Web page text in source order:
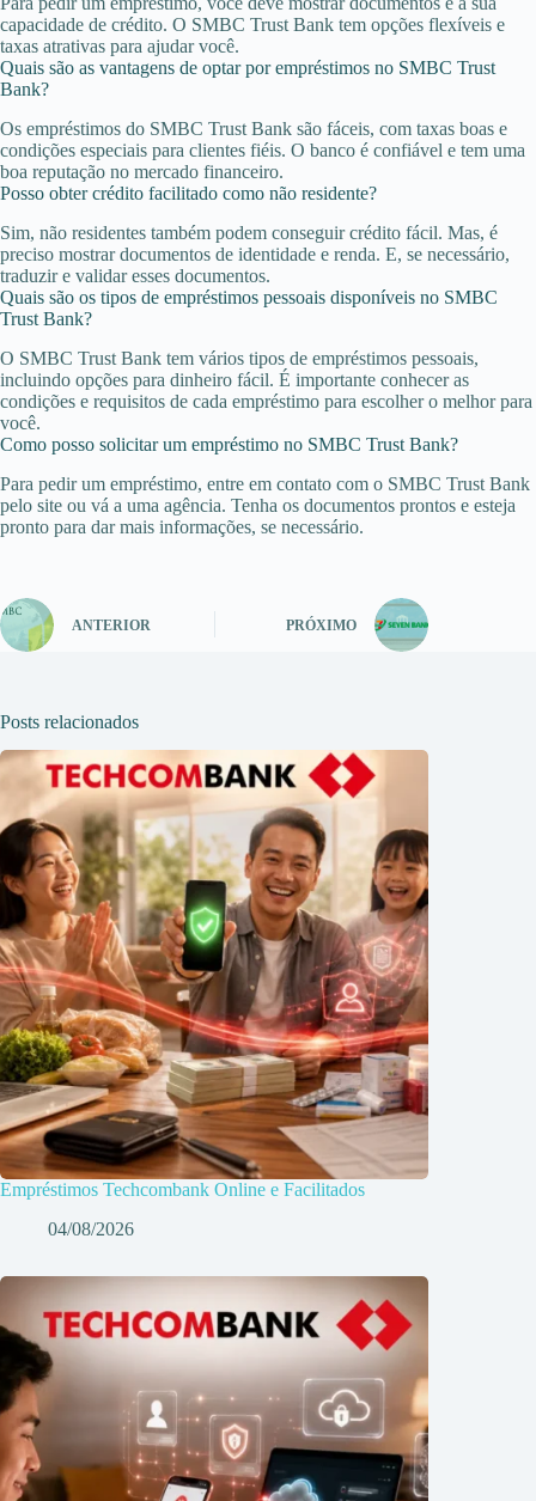
capacidade de crédito. O SMBC Trust Bank tem opções flexíveis e
taxas atrativas para ajudar você.
Quais são as vantagens de optar por empréstimos no SMBC Trust
Bank?
Os empréstimos do SMBC Trust Bank são fáceis, com taxas boas e
condições especiais para clientes fiéis. O banco é confiável e tem uma
boa reputação no mercado financeiro.
Posso obter crédito facilitado como não residente?
Sim, não residentes também podem conseguir crédito fácil. Mas, é
preciso mostrar documentos de identidade e renda. E, se necessário,
traduzir e validar esses documentos.
Quais são os tipos de empréstimos pessoais disponíveis no SMBC
Trust Bank?
O SMBC Trust Bank tem vários tipos de empréstimos pessoais,
incluindo opções para dinheiro fácil. É importante conhecer as
condições e requisitos de cada empréstimo para escolher o melhor para
você.
Como posso solicitar um empréstimo no SMBC Trust Bank?
Para pedir um empréstimo, entre em contato com o SMBC Trust Bank
pelo site ou vá a uma agência. Tenha os documentos prontos e esteja
pronto para dar mais informações, se necessário.
ANTERIOR PRÓXIMO
Posts relacionados
Empréstimos Techcombank Online e Facilitados
04/08/2026